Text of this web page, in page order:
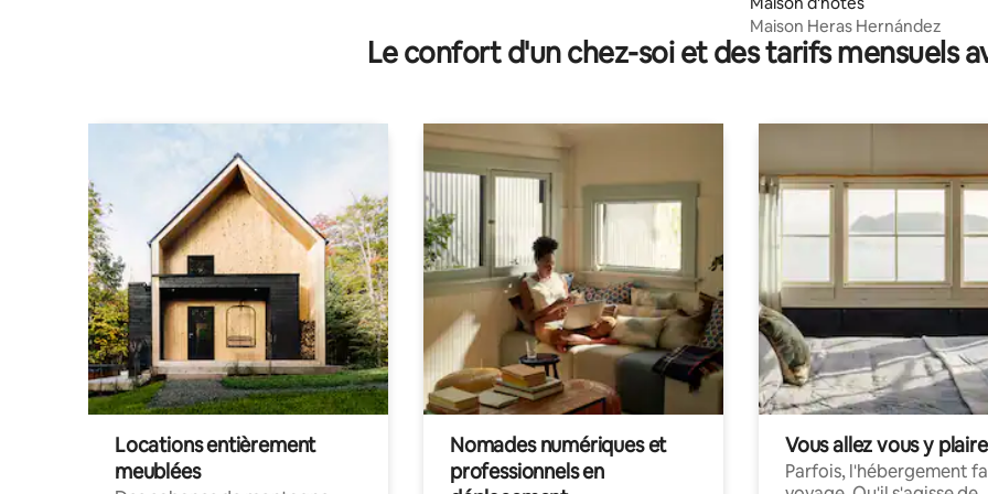
Maison Heras Hernández
Le confort d'un chez-soi et des tarifs mensuels
Locations entièrement
meublées
Nomades numériques et
professionnels en
Vous allez vous y plaire
Parfois, l'hébergement